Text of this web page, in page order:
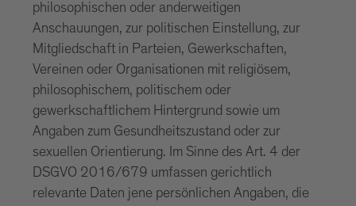
philosophischen oder anderweitigen
Anschauungen, zur politischen Einstellung, zur
Mitgliedschaft in Parteien, Gewerkschaften,
Vereinen oder Organisationen mit religiösem,
philosophischem, politischem oder
gewerkschaftlichem Hintergrund sowie um
Angaben zum Gesundheitszustand oder zur
sexuellen Orientierung. Im Sinne des Art. 4 der
DSGVO 2016/679 umfassen gerichtlich
relevante Daten jene persönlichen Angaben, die